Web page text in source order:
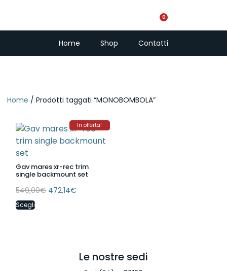
0
Home Shop Contatti
Home / Prodotti taggati “MONOBOMBOLA”
In offerta!
Gav mares xr-rec trim
single backmount set
549,00€ 472,14€
Scegli
Le nostre sedi